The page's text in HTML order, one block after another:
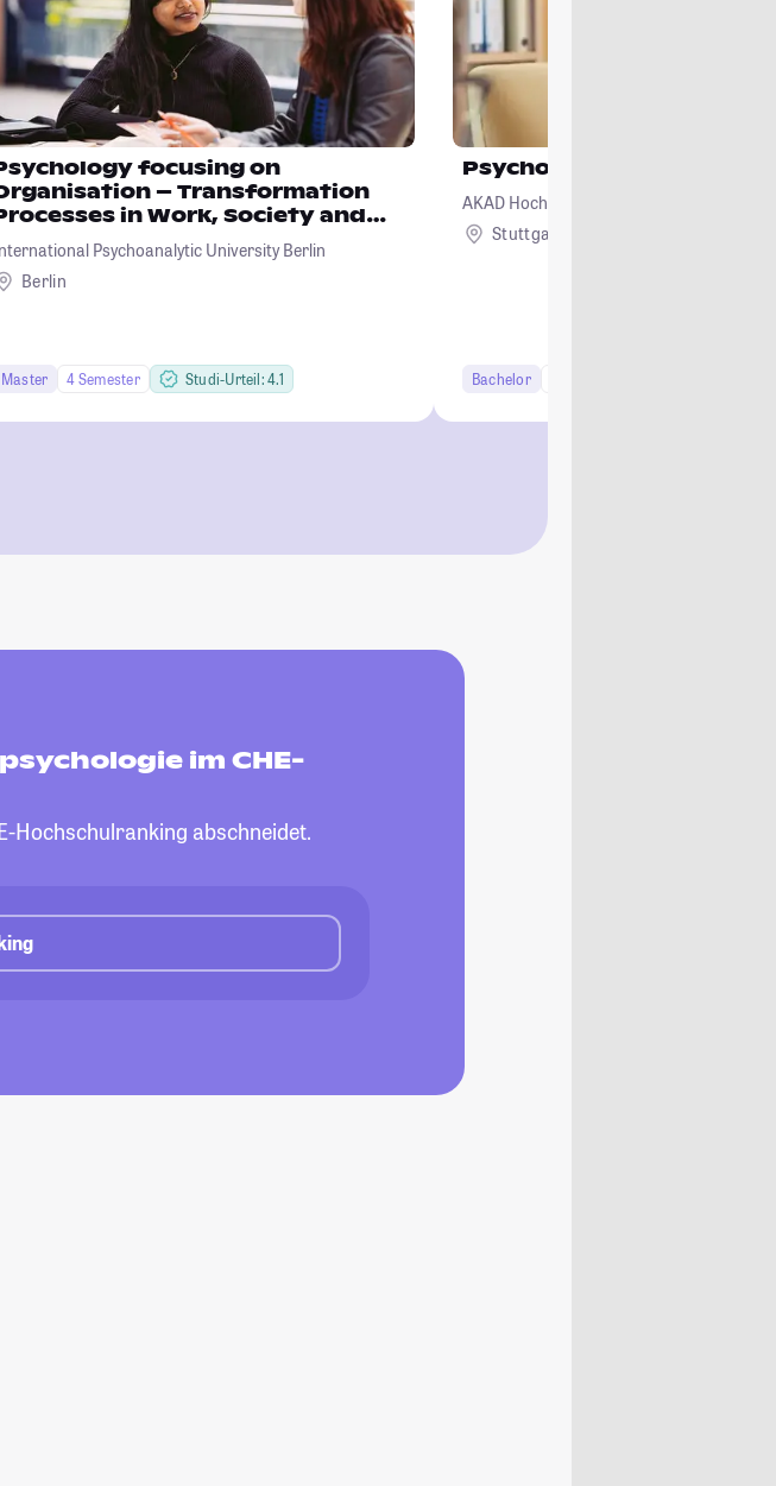
focusing on
– Transformation
in Work, Society and
Psychoanalytic University Berlin
Berlin
Master 4 Semester Studi-Urteil: 4.1
Psychologie
AKAD Hochschule Stuttgart - staatlich
Stuttgart
Bachelor
im CHE-
Hochschulranking abschneidet.